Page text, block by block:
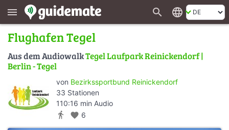
menu search language
Flughafen Tegel
Aus dem AudiowalkTegel Laufpark Reinickendorf |
Berlin - Tegel
von Bezirkssportbund Reinickendorf
33 Stationen
110:16 min Audio
directions_walk favorite 6